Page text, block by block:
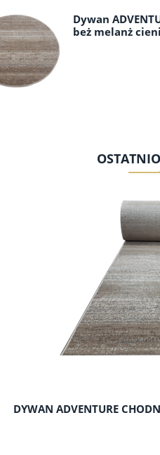
Dywan
beż melanż
DYWAN ADVENTURE